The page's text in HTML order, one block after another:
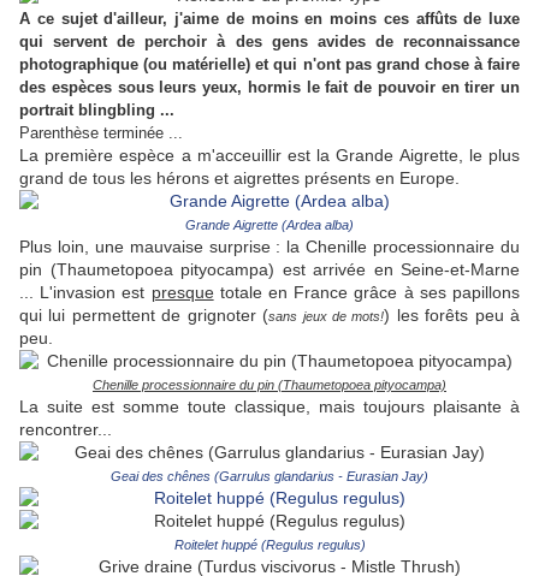
A ce sujet d'ailleur, j'aime de moins en moins ces affûts de luxe
qui servent de perchoir à des gens avides de reconnaissance
photographique (ou matérielle) et qui n'ont pas grand chose à faire
des espèces sous leurs yeux, hormis le fait de pouvoir en tirer un
portrait blingbling ...
Parenthèse terminée ...
La première espèce a m'acceuillir est la Grande Aigrette, le plus
grand de tous les hérons et aigrettes présents en Europe.
Grande Aigrette (Ardea alba)
Plus loin, une mauvaise surprise : la Chenille processionnaire du
pin (Thaumetopoea pityocampa) est arrivée en Seine-et-Marne
... L'invasion est presquetotale en France grâce à ses papillons
qui lui permettent de grignoter (sans jeux de mots!) les forêts peu à
peu.
Chenille processionnaire du pin (Thaumetopoea pityocampa)
La suite est somme toute classique, mais toujours plaisante à
rencontrer...
Geai des chênes (Garrulus glandarius - Eurasian Jay)
Roitelet huppé (Regulus regulus)